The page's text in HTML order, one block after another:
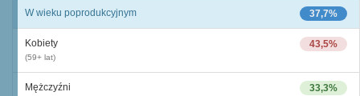
37,7%
W wieku poprodukcyjnym
43,5%
Kobiety
(59+ lat)
33,3%
Mężczyźni